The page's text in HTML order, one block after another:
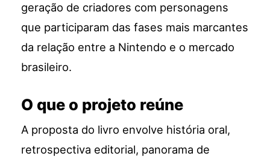
geração de criadores com personagens
que participaram das fases mais marcantes
da relação entre a Nintendo e o mercado
brasileiro.
O que o projeto reúne
A proposta do livro envolve história oral,
retrospectiva editorial, panorama de